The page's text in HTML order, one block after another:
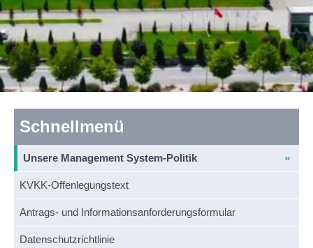
Schnellmenü
Unsere Management System-Politik
KVKK-Offenlegungstext
Antrags- und Informationsanforderungsformular
Datenschutzrichtlinie